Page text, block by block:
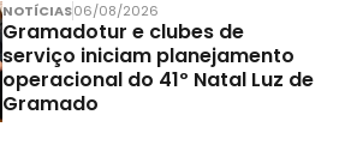
NOTÍCIAS06/08/2026
Gramadotur e clubes de
serviço iniciam planejamento
operacional do 41º Natal Luz de
Gramado